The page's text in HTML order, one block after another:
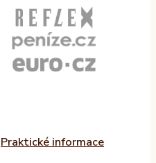
Praktické informace